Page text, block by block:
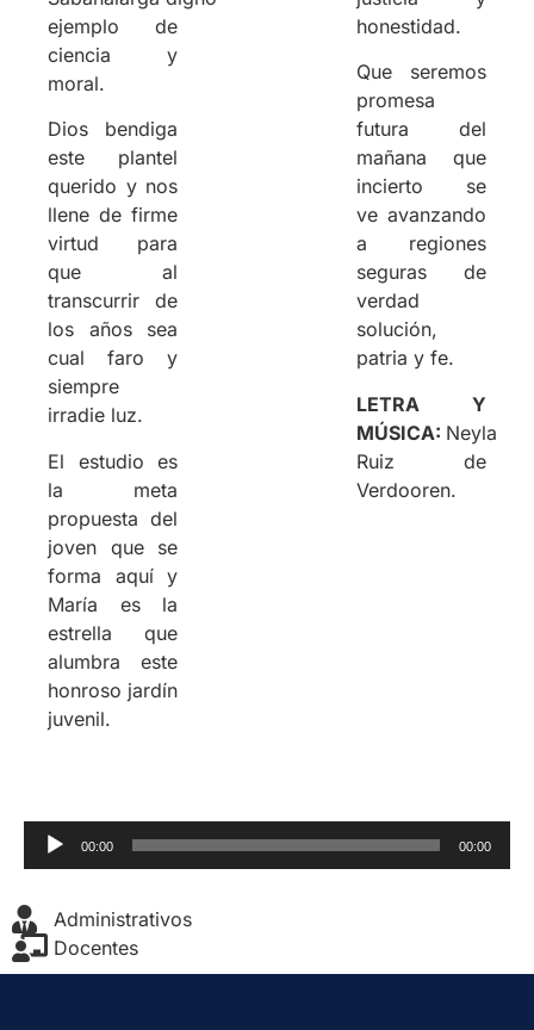
ejemplo de
ciencia y
moral.
Dios bendiga
este plantel
querido y nos
llene de firme
virtud para
que al
transcurrir de
los años sea
cual faro y
siempre
irradie luz.
El estudio es
la meta
propuesta del
joven que se
forma aquí y
María es la
estrella que
alumbra este
honroso jardín
juvenil.
honestidad.
Que seremos
promesa
futura del
mañana que
incierto se
ve avanzando
a regiones
seguras de
verdad
solución,
patria y fe.
LETRA Y
MÚSICA: Neyla
Ruiz de
Verdooren.
Reproductor
de
00:00 00:00
Administrativos
Docentes